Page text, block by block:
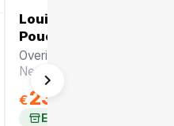
Louis Vuitton Key
Pouch | In Nette
Staat
Overige producten
Nette staat
€239
Emmen